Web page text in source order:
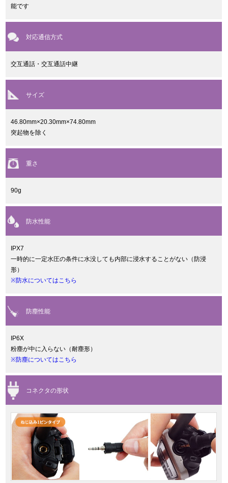
能です
対応通信方式
交互通話・交互通話中継
サイズ
46.80mm×20.30mm×74.80mm
突起物を除く
重さ
90g
防水性能
IPX7
一時的に一定水圧の条件に水没しても内部に浸水することがない（防浸
形）
※防水についてはこちら
防塵性能
IP6X
粉塵が中に入らない（耐塵形）
※防塵についてはこちら
コネクタの形状